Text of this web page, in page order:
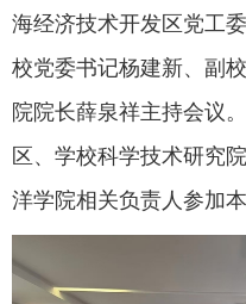
海经济技术开发区党工
校党委书记杨建新、副
院院长薛泉祥主持会议
区、学校科学技术研究
洋学院相关负责人参加本